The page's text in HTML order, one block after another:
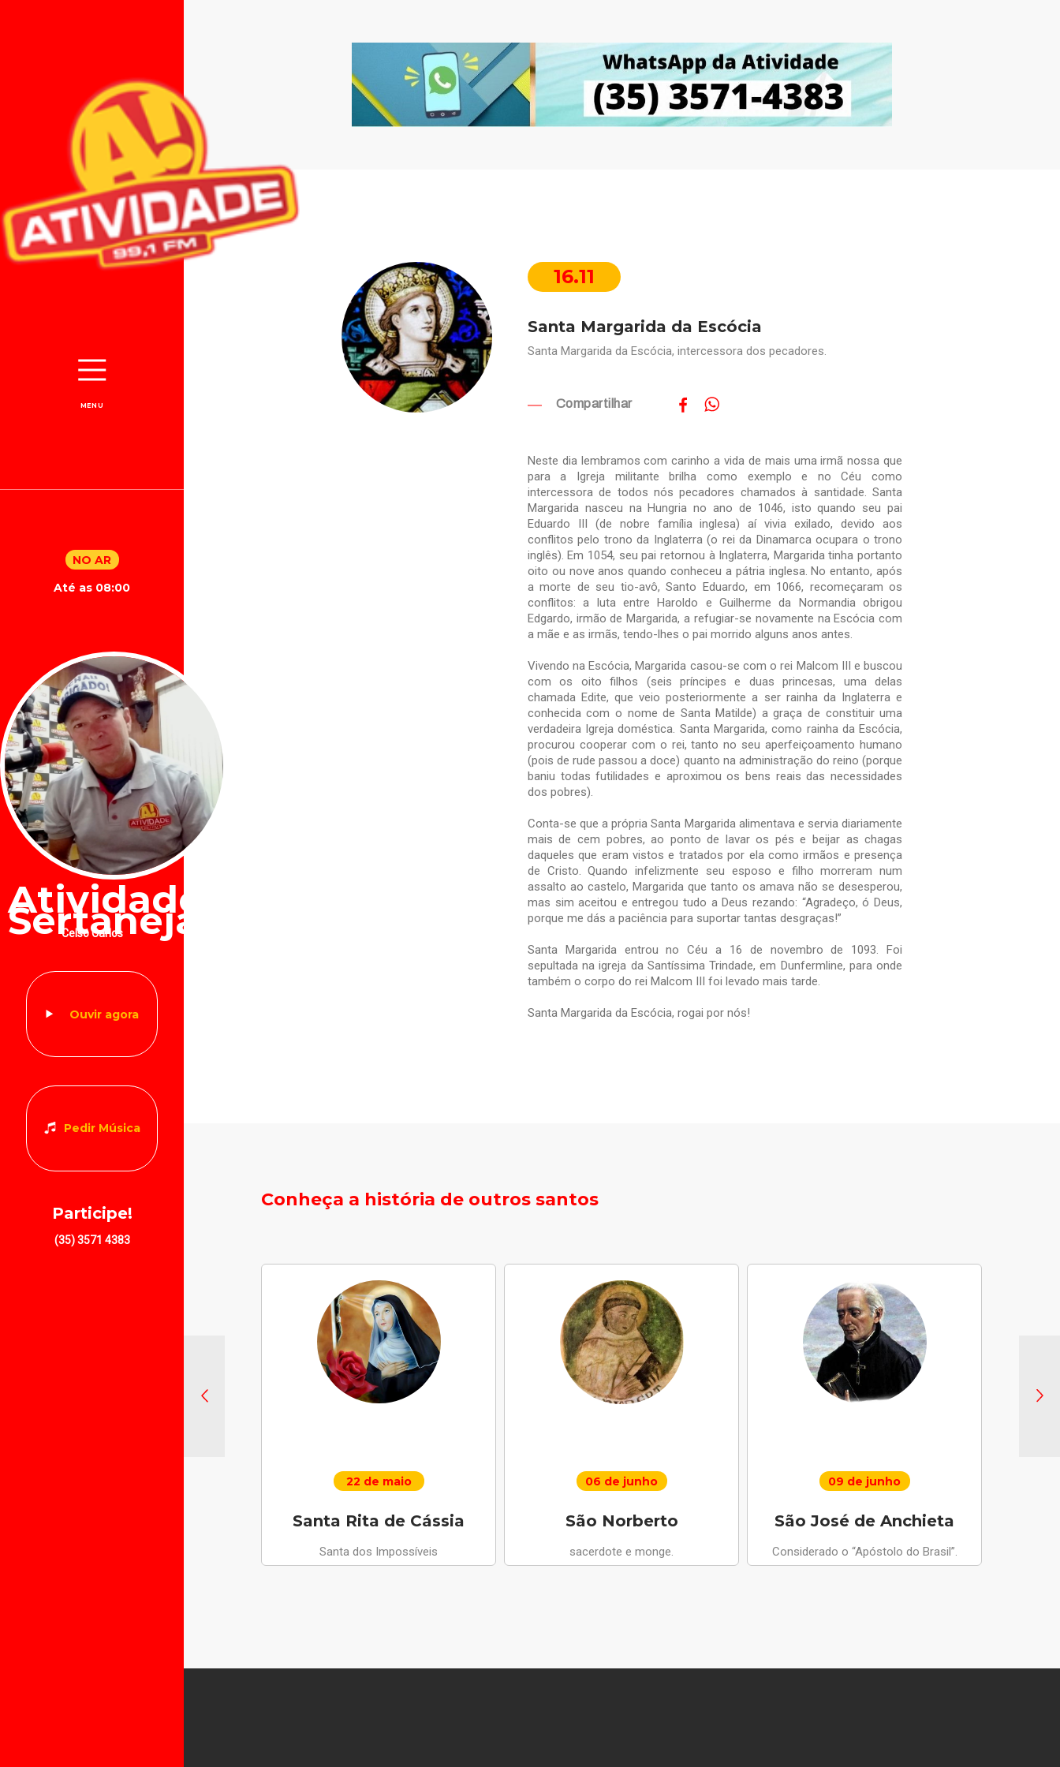
MENU
NO AR
Até as 08:00
Atividade
Sertaneja
Celso Carlos
Ouvir agora
Pedir Música
Participe!
(35) 3571 4383
16.11
Santa Margarida da Escócia
Santa Margarida da Escócia, intercessora dos pecadores.
Compartilhar
Neste dia lembramos com carinho a vida de mais uma irmã nossa que
para a Igreja militante brilha como exemplo e no Céu como
intercessora de todos nós pecadores chamados à santidade. Santa
Margarida nasceu na Hungria no ano de 1046, isto quando seu pai
Eduardo III (de nobre família inglesa) aí vivia exilado, devido aos
conflitos pelo trono da Inglaterra (o rei da Dinamarca ocupara o trono
inglês). Em 1054, seu pai retornou à Inglaterra, Margarida tinha portanto
oito ou nove anos quando conheceu a pátria inglesa. No entanto, após
a morte de seu tio-avô, Santo Eduardo, em 1066, recomeçaram os
conflitos: a luta entre Haroldo e Guilherme da Normandia obrigou
Edgardo, irmão de Margarida, a refugiar-se novamente na Escócia com
a mãe e as irmãs, tendo-lhes o pai morrido alguns anos antes.
Vivendo na Escócia, Margarida casou-se com o rei Malcom III e buscou
com os oito filhos (seis príncipes e duas princesas, uma delas
chamada Edite, que veio posteriormente a ser rainha da Inglaterra e
conhecida com o nome de Santa Matilde) a graça de constituir uma
verdadeira Igreja doméstica. Santa Margarida, como rainha da Escócia,
procurou cooperar com o rei, tanto no seu aperfeiçoamento humano
(pois de rude passou a doce) quanto na administração do reino (porque
baniu todas futilidades e aproximou os bens reais das necessidades
dos pobres).
Conta-se que a própria Santa Margarida alimentava e servia diariamente
mais de cem pobres, ao ponto de lavar os pés e beijar as chagas
daqueles que eram vistos e tratados por ela como irmãos e presença
de Cristo. Quando infelizmente seu esposo e filho morreram num
assalto ao castelo, Margarida que tanto os amava não se desesperou,
mas sim aceitou e entregou tudo a Deus rezando: “Agradeço, ó Deus,
porque me dás a paciência para suportar tantas desgraças!”
Santa Margarida entrou no Céu a 16 de novembro de 1093. Foi
sepultada na igreja da Santíssima Trindade, em Dunfermline, para onde
também o corpo do rei Malcom III foi levado mais tarde.
Santa Margarida da Escócia, rogai por nós!
Conheça a história de outros santos
22 de maio
Santa Rita de Cássia
Santa dos Impossíveis
06 de junho
São Norberto
sacerdote e monge.
09 de junho
São José de Anchieta
Considerado o “Apóstolo do Brasil”.